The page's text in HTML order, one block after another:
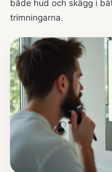
både hud och skägg i
trimningarna.